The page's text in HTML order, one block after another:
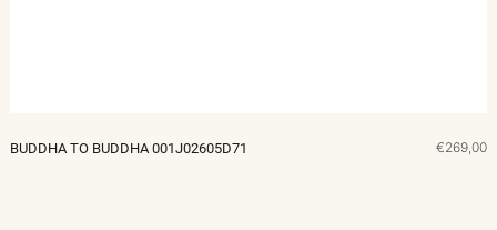
BUDDHA TO BUDDHA 001J02605D71 €269,00